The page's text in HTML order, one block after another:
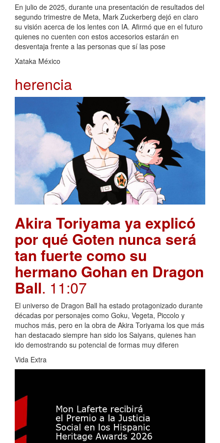
En julio de 2025, durante una presentación de resultados del
segundo trimestre de Meta, Mark Zuckerberg dejó en claro
su visión acerca de los lentes con IA. Afirmó que en el futuro
quienes no cuenten con estos accesorios estarán en
desventaja frente a las personas que sí las pose
Xataka México
herencia
Akira Toriyama ya explicó
por qué Goten nunca será
tan fuerte como su
hermano Gohan en Dragon
Ball. 11:07
El universo de Dragon Ball ha estado protagonizado durante
décadas por personajes como Goku, Vegeta, Piccolo y
muchos más, pero en la obra de Akira Toriyama los que más
han destacado siempre han sido los Saiyans, quienes han
ido demostrando su potencial de formas muy diferen
Vida Extra